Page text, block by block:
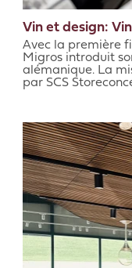
Vin et design:
Avec la première
Migros introduit
alémanique. La
par SCS